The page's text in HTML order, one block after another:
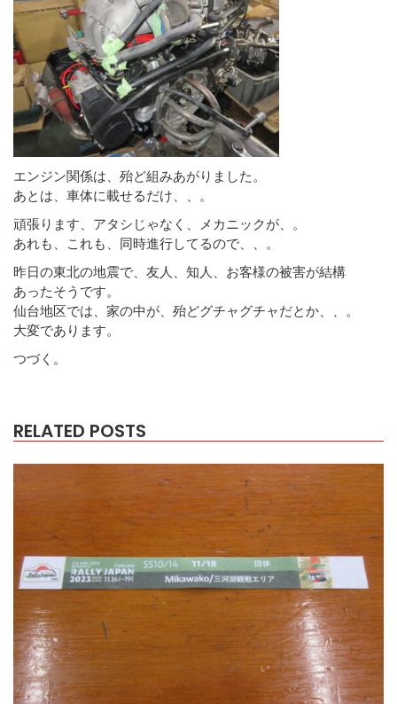
エンジン関係は、殆ど組みあがりました。
あとは、車体に載せるだけ、、。
頑張ります、アタシじゃなく、メカニックが、。
あれも、これも、同時進行してるので、、。
昨日の東北の地震で、友人、知人、お客様の被害が結構
あったそうです。
仙台地区では、家の中が、殆どグチャグチャだとか、、。
大変であります。
つづく。
RELATED POSTS